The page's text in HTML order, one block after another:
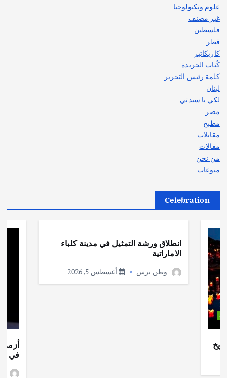
علوم وتكنولوجيا
غير مصنف
فلسطين
قطر
كاريكاتير
كُتاب الجريدة
كلمة رئيس التحرير
لبنان
لكي يا سيدتي
مصر
مطبخ
مقابلات
مقالات
من نحن
منوعات
Celebration
انطلاق ورشة التمثيل في مدينة كلباء
الاماراتية
وطن برس أغسطس 5, 2026
أزمة
في